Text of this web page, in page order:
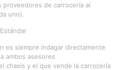
proveedores de carrocería al
uno).
es siempre indagar directamente
ambos asesores
chasis y el que vende la carrocería